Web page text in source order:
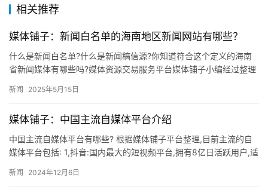
相关推荐
媒体铺子：新闻白名单的海南地区新闻网站有哪些？
什么是新闻白名单?什么是新闻稿信源?你知道符合这个定义的海南
省新闻媒体有哪些吗?媒体资源交易服务平台媒体铺子小编经过整理
新闻 2025年5月15日
媒体铺子：中国主流自媒体平台介绍
中国主流自媒体平台有哪些? 根据媒体铺子平台整理,目前主流的自
媒体平台包括: 1,抖音:国内最大的短视频平台,拥有8亿日活跃用户,适
新闻 2024年12月6日